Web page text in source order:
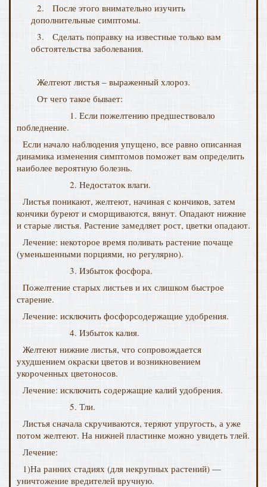
2. После этого внимательно изучить
дополнительные симптомы.
3. Сделать поправку на известные только вам
обстоятельства заболевания.
Желтеют листья – выраженный хлороз.
От чего такое бывает:
1. Если пожелтению предшествовало
побледнение.
Если начало наблюдения упущено, все равно описанная
динамика изменения симптомов поможет вам определить
наиболее вероятную болезнь.
2. Недостаток влаги.
Листья поникают, желтеют, начиная с кончиков, затем
кончики буреют и сморщиваются, вянут. Опадают нижние
и старые листья. Растение замедляет рост, цветки опадают.
Лечение: некоторое время поливать растение почаще
(уменьшенными порциями, но регулярно).
3. Избыток фосфора.
Пожелтение старых листьев и их слишком быстрое
старение.
Лечение: исключить фосфорсодержащие удобрения.
4. Избыток калия.
Желтеют нижние листья, что сопровождается
ухудшением окраски цветов и возникновением
укороченных цветоносов.
Лечение: исключить содержащие калий удобрения.
5. Тли.
Листья сначала скручиваются, теряют упругость, а уже
потом желтеют. На нижней пластинке можно увидеть тлей.
Лечение:
1)На ранних стадиях (для некрупных растений) —
уничтожение вредителей вручную.